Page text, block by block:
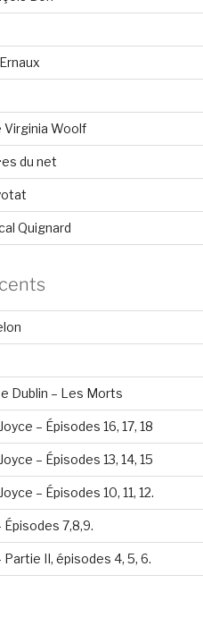
Virginia Woolf
du net
Quignard
Dublin – Les Morts
– Épisodes 16, 17, 18
– Épisodes 13, 14, 15
– Épisodes 10, 11, 12.
Épisodes 7,8,9.
Partie II, épisodes 4, 5, 6.